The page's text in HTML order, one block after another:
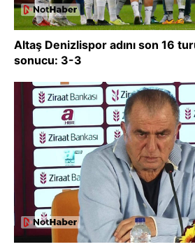
Altaş Denizlispor adını son 16
sonucu: 3-3